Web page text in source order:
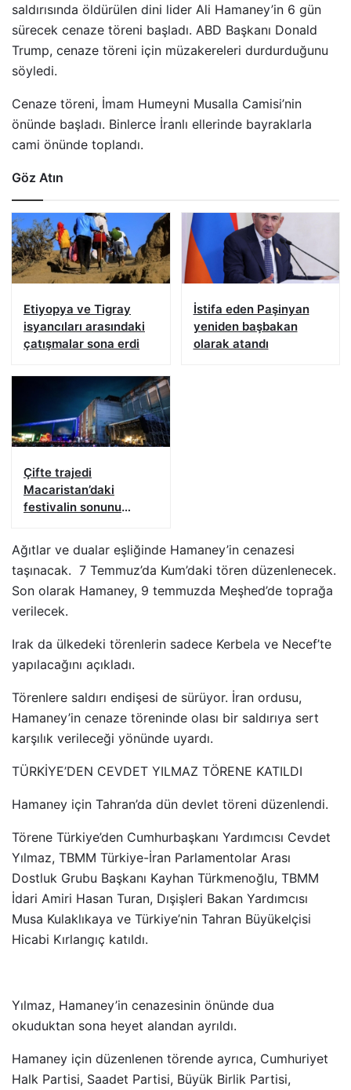
saldırısında öldürülen dini lider Ali Hamaney’in 6 gün
sürecek cenaze töreni başladı. ABD Başkanı Donald
Trump, cenaze töreni için müzakereleri durdurduğunu
söyledi.
Cenaze töreni, İmam Humeyni Musalla Camisi’nin
önünde başladı. Binlerce İranlı ellerinde bayraklarla
cami önünde toplandı.
Göz Atın
Etiyopya ve Tigray
isyancıları arasındaki
çatışmalar sona erdi
İstifa eden Paşinyan
yeniden başbakan
olarak atandı
Çifte trajedi
Macaristan’daki
festivalin sonunu
Ağıtlar ve dualar eşliğinde Hamaney’in cenazesi
taşınacak. 7 Temmuz’da Kum’daki tören düzenlenecek.
Son olarak Hamaney, 9 temmuzda Meşhed’de toprağa
verilecek.
Irak da ülkedeki törenlerin sadece Kerbela ve Necef’te
yapılacağını açıkladı.
Törenlere saldırı endişesi de sürüyor. İran ordusu,
Hamaney’in cenaze töreninde olası bir saldırıya sert
karşılık verileceği yönünde uyardı.
TÜRKİYE’DEN CEVDET YILMAZ TÖRENE KATILDI
Hamaney için Tahran’da dün devlet töreni düzenlendi.
Törene Türkiye’den Cumhurbaşkanı Yardımcısı Cevdet
Yılmaz, TBMM Türkiye-İran Parlamentolar Arası
Dostluk Grubu Başkanı Kayhan Türkmenoğlu, TBMM
İdari Amiri Hasan Turan, Dışişleri Bakan Yardımcısı
Musa Kulaklıkaya ve Türkiye’nin Tahran Büyükelçisi
Hicabi Kırlangıç katıldı.
Yılmaz, Hamaney’in cenazesinin önünde dua
okuduktan sona heyet alandan ayrıldı.
Hamaney için düzenlenen törende ayrıca, Cumhuriyet
Halk Partisi, Saadet Partisi, Büyük Birlik Partisi,